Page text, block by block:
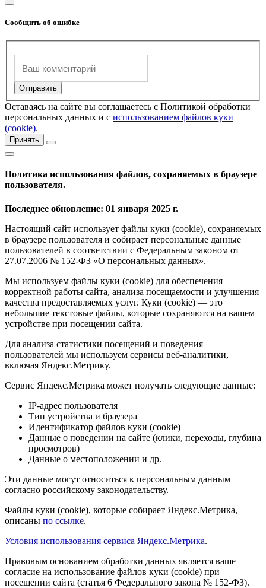
Сообщить об ошибке
Оставаясь на сайте вы соглашаетесь с Политикой обработки
персональных данных и с использованием файлов куки
(cookie).
Принять
Политика использования файлов, сохраняемых в браузере
пользователя.
Последнее обновление: 01 января 2025 г.
Настоящий сайт использует файлы куки (cookie), сохраняемых
в браузере пользователя и собирает персональные данные
пользователей в соответствии с Федеральным законом от
27.07.2006 № 152-ФЗ «О персональных данных».
Мы используем файлы куки (cookie) для обеспечения
корректной работы сайта, анализа посещаемости и улучшения
качества предоставляемых услуг. Куки (cookie) — это
небольшие текстовые файлы, которые сохраняются на вашем
устройстве при посещении сайта.
Для анализа статистики посещений и поведения
пользователей мы используем сервисы веб-аналитики,
включая Яндекс.Метрику.
Сервис Яндекс.Метрика может получать следующие данные:
IP-адрес пользователя
Тип устройства и браузера
Идентификатор файлов куки (cookie)
Данные о поведении на сайте (клики, переходы, глубина
просмотров)
Данные о местоположении и др.
Эти данные могут относиться к персональным данным
согласно российскому законодательству.
Файлы куки (cookie), которые собирает Яндекс.Метрика,
описаны по ссылке.
Условия использования сервиса Яндекс.Метрика.
Правовым основанием обработки данных является ваше
согласие на использование файлов куки (cookie) при
посещении сайта (статья 6 Федерального закона № 152-ФЗ).